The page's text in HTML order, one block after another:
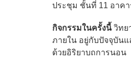
ประชุม ชั้นที่ 11 อาค
กิจกรรมในครั้งนี้วิทย
ภายใน อยู่กับปัจจุบัน
ด้วยอิริยาบถการนอน